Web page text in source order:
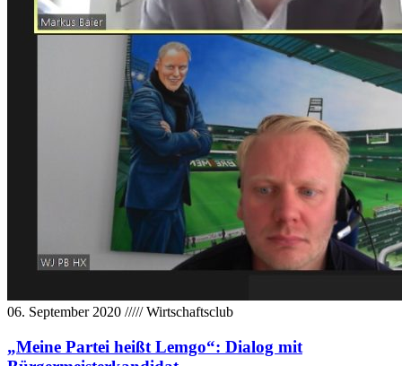
06. September 2020 /////Wirtschaftsclub
„Meine Partei heißt Lemgo“: Dialog mit